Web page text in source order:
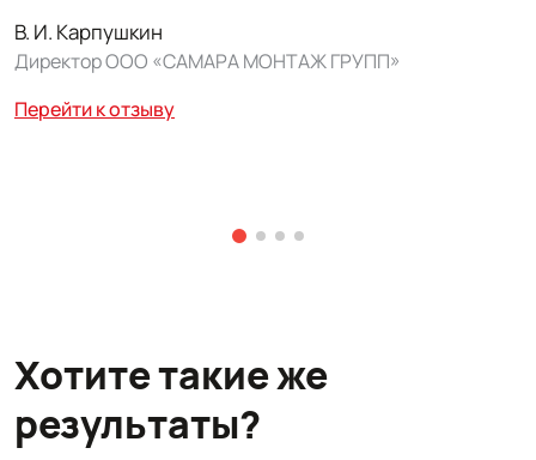
В. И. Карпушкин
Директор ООО «САМАРА МОНТАЖ ГРУПП»
Перейти к отзыву
Хотите такие же
результаты?